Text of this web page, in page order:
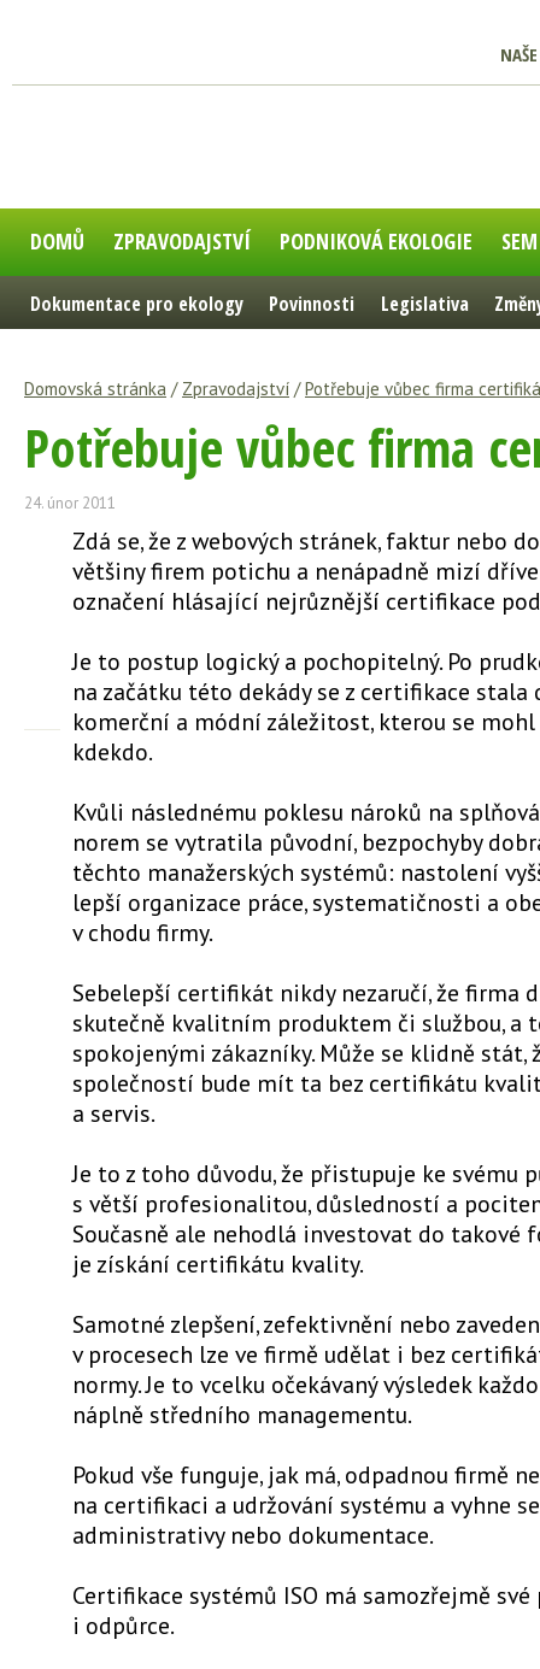
DOMŮ ZPRAVODAJSTVÍ PODNIKOVÁ EKOLOGIE
Dokumentace pro ekology Povinnosti Legislativa
Domovská stránka / Zpravodajství /Potřebuje vůbec firma
Potřebuje vůbec firma
24. únor 2011
Zdá se, že z webových stránek, faktur nebo
většiny firem potichu a nenápadně mizí
označení hlásající nejrůznější certifikace
Je to postup logický a pochopitelný. Po
na začátku této dekády se z certifikace stala
komerční a módní záležitost, kterou se
kdekdo.
Kvůli následnému poklesu nároků na
norem se vytratila původní, bezpochyby
těchto manažerských systémů: nastolení
lepší organizace práce, systematičnosti a
v chodu firmy.
Sebelepší certifikát nikdy nezaručí, že firma
skutečně kvalitním produktem či službou, a
spokojenými zákazníky. Může se klidně stát,
společností bude mít ta bez certifikátu
a servis.
Je to z toho důvodu, že přistupuje ke svému
s větší profesionalitou, důsledností a
Současně ale nehodlá investovat do takové
je získání certifikátu kvality.
Samotné zlepšení, zefektivnění nebo
v procesech lze ve firmě udělat i bez
normy. Je to vcelku očekávaný výsledek
náplně středního managementu.
Pokud vše funguje, jak má, odpadnou firmě
na certifikaci a udržování systému a vyhne
administrativy nebo dokumentace.
Certifikace systémů ISO má samozřejmě
i odpůrce.